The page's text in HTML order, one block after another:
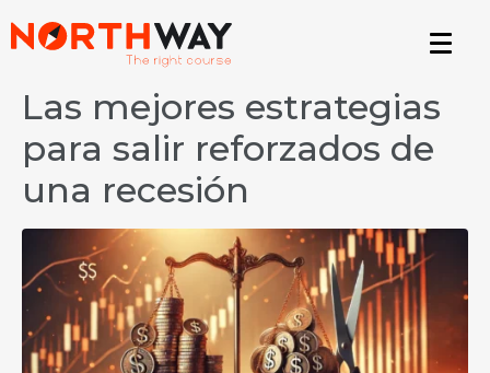
Las mejores estrategias
para salir reforzados de
una recesión